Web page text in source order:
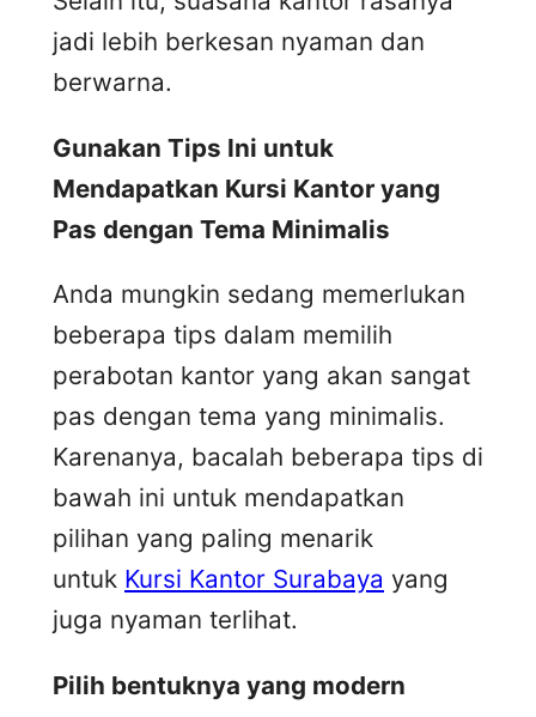
jadi lebih berkesan nyaman dan
berwarna.
Gunakan Tips Ini untuk
Mendapatkan Kursi Kantor yang
Pas dengan Tema Minimalis
Anda mungkin sedang memerlukan
beberapa tips dalam memilih
perabotan kantor yang akan sangat
pas dengan tema yang minimalis.
Karenanya, bacalah beberapa tips di
bawah ini untuk mendapatkan
pilihan yang paling menarik
untuk Kursi Kantor Surabaya yang
juga nyaman terlihat.
Pilih bentuknya yang modern